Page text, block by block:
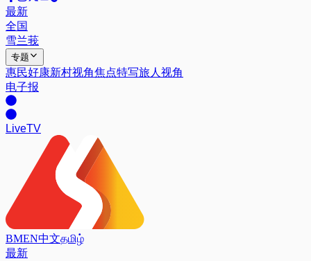
最新
全国
雪兰莪
专题
惠民好康新村视角焦点特写旅人视角
电子报
LiveTV
BMEN中文தமிழ்
最新